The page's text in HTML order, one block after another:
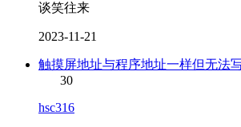
谈笑往来
2023-11-21
触摸屏地址与程序地址一样但无法
30
hsc316